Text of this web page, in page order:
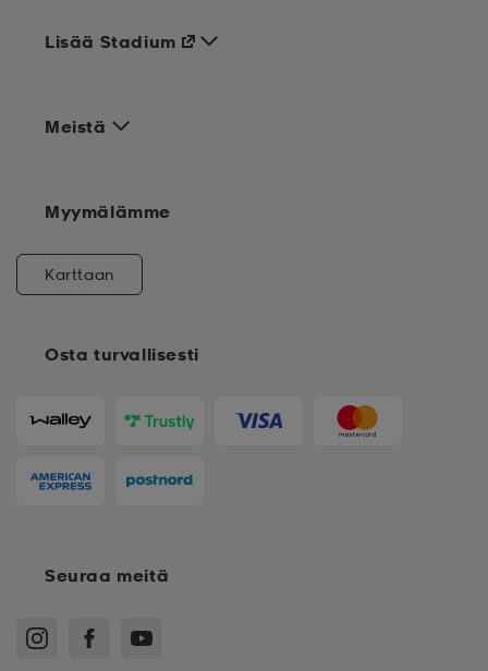
Meistä
Osta turvallisesti
Lisää Stadium
Myymälämme
Karttaan
Seuraa meitä